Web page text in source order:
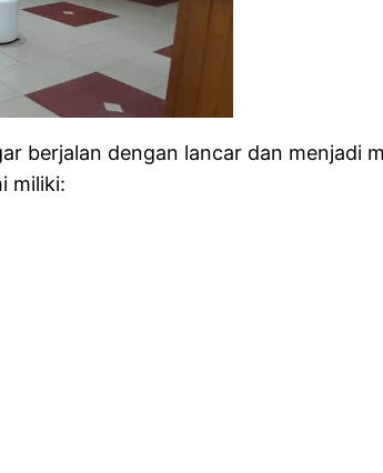
berjalan dengan lancar dan menjadi
miliki: